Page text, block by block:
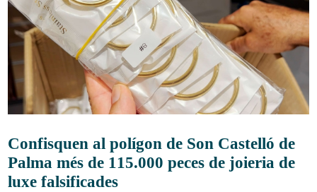
Confisquen al polígon de Son Castelló de
Palma més de 115.000 peces de joieria de
luxe falsificades